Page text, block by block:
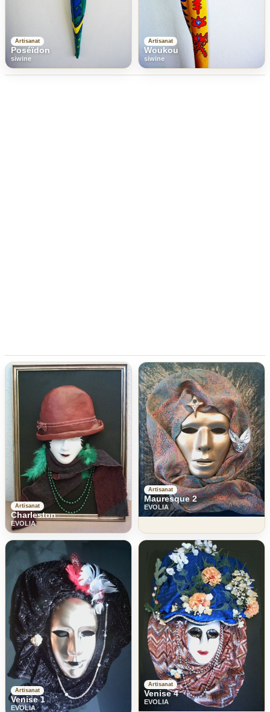
Artisanat
Poséïdon
siwine
Artisanat
Woukou
siwine
Artisanat
Charleston
EVOLIA
Artisanat
Mauresque 2
EVOLIA
Artisanat
Venise 1
EVOLIA
Artisanat
Venise 4
EVOLIA